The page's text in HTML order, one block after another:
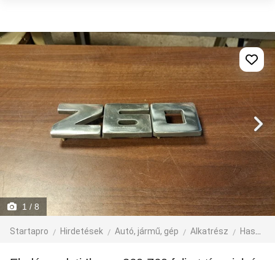
1 / 8
Startapro Hirdetések Autó, jármű, gép Alkatrész Haszonjármű alkatrész